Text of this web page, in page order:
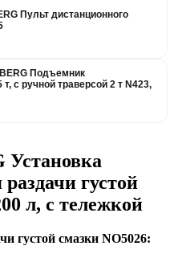
Пульт дистанционного
Подъемник
с ручной траверсой 2 т N423,
Установка
густой
л, c тележкой
густой смазки NO5026: